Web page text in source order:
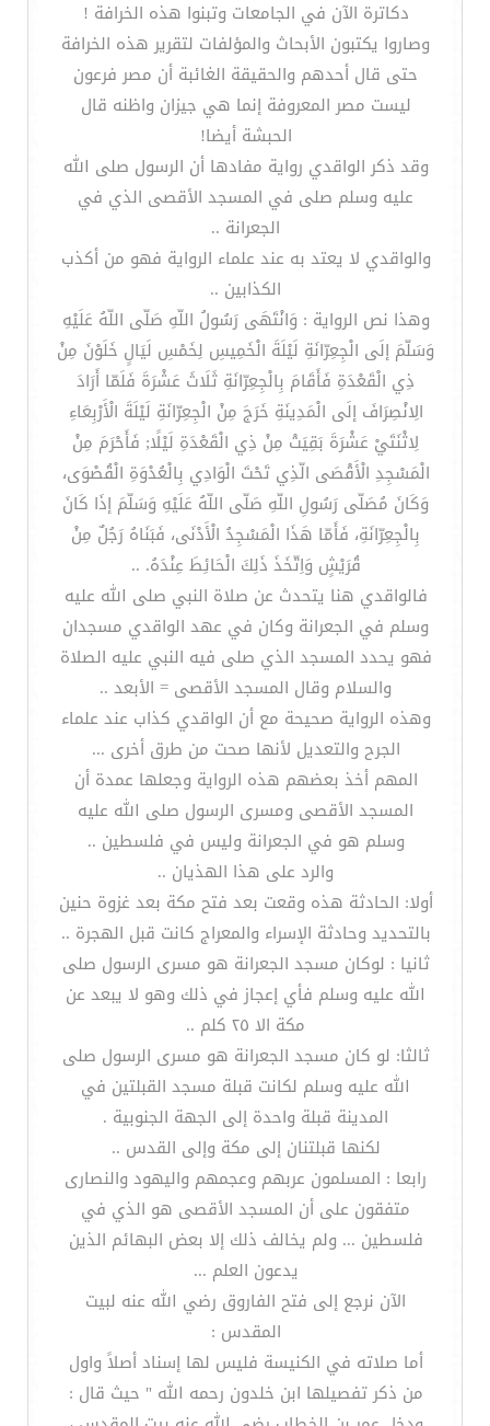
دكاترة الآن في الجامعات وتبنوا هذه الخرافة !
وصاروا يكتبون الأبحاث والمؤلفات لتقرير هذه الخرافة
حتى قال أحدهم والحقيقة الغائبة أن مصر فرعون
ليست مصر المعروفة إنما هي جيزان واظنه قال
الحبشة أيضا!
وقد ذكر الواقدي رواية مفادها أن الرسول صلى الله
عليه وسلم صلى في المسجد الأقصى الذي في
الجعرانة ..
والواقدي لا يعتد به عند علماء الرواية فهو من أكذب
الكذابين ..
وهذا نص الرواية : وَانْتَهَى رَسُولُ اللّهِ صَلّى اللّهُ عَلَيْهِ
وَسَلّمَ إلَى الْجِعِرّانَةِ لَيْلَةَ الْخَمِيسِ لِخَمْسِ لَيَالٍ خَلَوْنَ مِنْ
ذِي الْقَعْدَةِ فَأَقَامَ بِالْجِعِرّانَةِ ثَلَاثَ عَشْرَةَ فَلَمّا أَرَادَ
الِانْصِرَافَ إلَى الْمَدِينَةِ خَرَجَ مِنْ الْجِعِرّانَةِ لَيْلَةَ الْأَرْبِعَاءِ
لِاثْنَتَيْ عَشْرَةَ بَقِيَتْ مِنْ ذِي الْقَعْدَةِ لَيْلًا; فَأَحْرَمَ مِنْ
الْمَسْجِدِ الْأَقْصَى الّذِي تَحْتَ الْوَادِي بِالْعُدْوَةِ الْقُصْوَى،
وَكَانَ مُصَلّى رَسُولِ اللّهِ صَلّى اللّهُ عَلَيْهِ وَسَلّمَ إذَا كَانَ
بِالْجِعِرّانَةِ، فَأَمّا هَذَا الْمَسْجِدُ الْأَدْنَى، فَبَنَاهُ رَجُلٌ مِنْ
قُرَيْشٍ وَاِتّخَذَ ذَلِكَ الْحَائِطَ عِنْدَهُ. ..
فالواقدي هنا يتحدث عن صلاة النبي صلى الله عليه
وسلم في الجعرانة وكان في عهد الواقدي مسجدان
فهو يحدد المسجد الذي صلى فيه النبي عليه الصلاة
والسلام وقال المسجد الأقصى = الأبعد ..
وهذه الرواية صحيحة مع أن الواقدي كذاب عند علماء
الجرح والتعديل لأنها صحت من طرق أخرى ...
المهم أخذ بعضهم هذه الرواية وجعلها عمدة أن
المسجد الأقصى ومسرى الرسول صلى الله عليه
وسلم هو في الجعرانة وليس في فلسطين ..
والرد على هذا الهذيان ..
أولا: الحادثة هذه وقعت بعد فتح مكة بعد غزوة حنين
بالتحديد وحادثة الإسراء والمعراج كانت قبل الهجرة ..
ثانيا : لوكان مسجد الجعرانة هو مسرى الرسول صلى
الله عليه وسلم فأي إعجاز في ذلك وهو لا يبعد عن
مكة الا ٢٥ كلم ..
ثالثا: لو كان مسجد الجعرانة هو مسرى الرسول صلى
الله عليه وسلم لكانت قبلة مسجد القبلتين في
المدينة قبلة واحدة إلى الجهة الجنوبية .
لكنها قبلتنان إلى مكة وإلى القدس ..
رابعا : المسلمون عربهم وعجمهم واليهود والنصارى
متفقون على أن المسجد الأقصى هو الذي في
فلسطين ... ولم يخالف ذلك إلا بعض البهائم الذين
يدعون العلم ...
الآن نرجع إلى فتح الفاروق رضي الله عنه لبيت
المقدس :
أما صلاته في الكنيسة فليس لها إسناد أصلاً واول
من ذكر تفصيلها ابن خلدون رحمه الله " حيث قال :